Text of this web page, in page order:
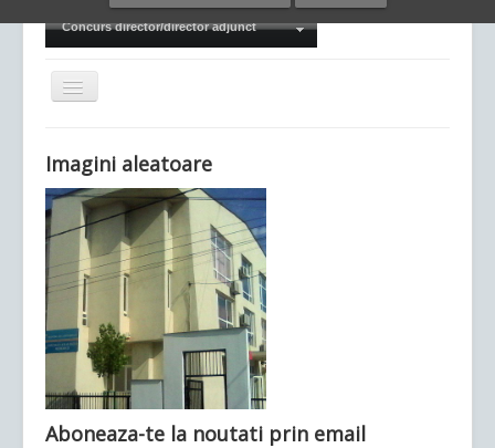
Concurs director/director adjunct
Comută
navigarea
Ultimele articole: Vi, 04.11.2022 -
Județean Mehedinți
Imagini aleatoare
Aboneaza-te la noutati prin email